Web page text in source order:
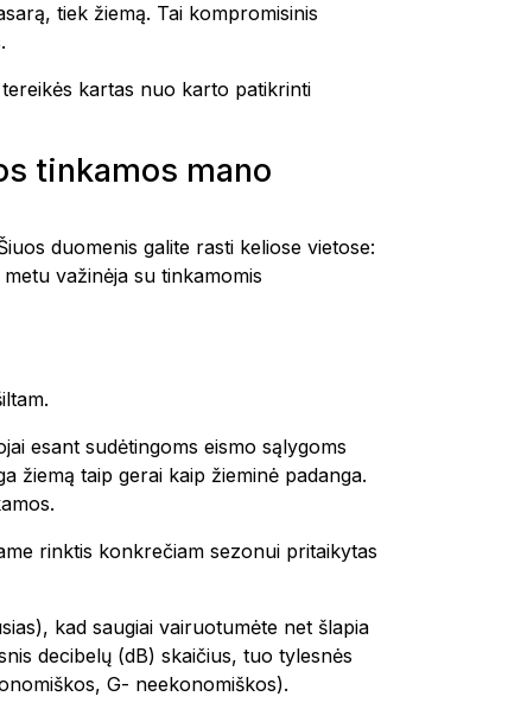
tiek žiemą. Tai kompromisinis
kartas nuo karto patikrinti
tinkamos mano
duomenis galite rasti keliose vietose:
važinėja su tinkamomis
esant sudėtingoms eismo sąlygoms
žiemą taip gerai kaip žieminė padanga.
rinktis konkrečiam sezonui pritaikytas
kad saugiai vairuotumėte net šlapia
decibelų (dB) skaičius, tuo tylesnės
G- neekonomiškos).